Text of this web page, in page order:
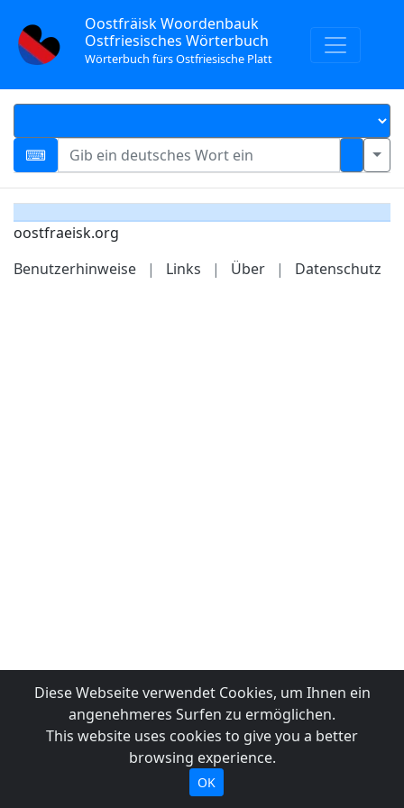
Oostfräisk Woordenbauk
Ostfriesisches Wörterbuch
Wörterbuch fürs Ostfriesische Platt
oostfraeisk.org
Benutzerhinweise
| Links | Über | Datenschutz
Diese Webseite verwendet Cookies, um Ihnen ein
angenehmeres Surfen zu ermöglichen.
This website uses cookies to give you a better
browsing experience.
OK